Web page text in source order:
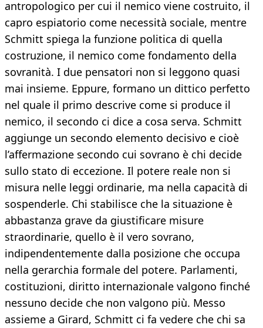
antropologico per cui il nemico viene costruito, il
capro espiatorio come necessità sociale, mentre
Schmitt spiega la funzione politica di quella
costruzione, il nemico come fondamento della
sovranità. I due pensatori non si leggono quasi
mai insieme. Eppure, formano un dittico perfetto
nel quale il primo descrive come si produce il
nemico, il secondo ci dice a cosa serva. Schmitt
aggiunge un secondo elemento decisivo e cioè
l’affermazione secondo cui sovrano è chi decide
sullo stato di eccezione. Il potere reale non si
misura nelle leggi ordinarie, ma nella capacità di
sospenderle. Chi stabilisce che la situazione è
abbastanza grave da giustificare misure
straordinarie, quello è il vero sovrano,
indipendentemente dalla posizione che occupa
nella gerarchia formale del potere. Parlamenti,
costituzioni, diritto internazionale valgono finché
nessuno decide che non valgono più. Messo
assieme a Girard, Schmitt ci fa vedere che chi sa